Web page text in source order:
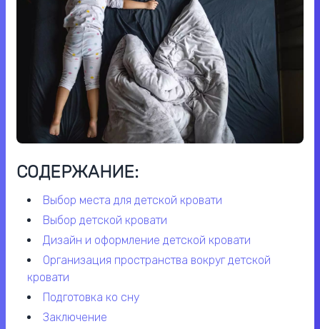
СОДЕРЖАНИЕ:
выбор места для детской кровати
выбор детской кровати
дизайн и оформление детской кровати
организация пространства вокруг детской
кровати
подготовка ко сну
заключение